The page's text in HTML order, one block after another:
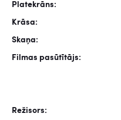
Platekrāns:
Krāsa:
Skaņa:
Filmas pasūtītājs:
Režisors: